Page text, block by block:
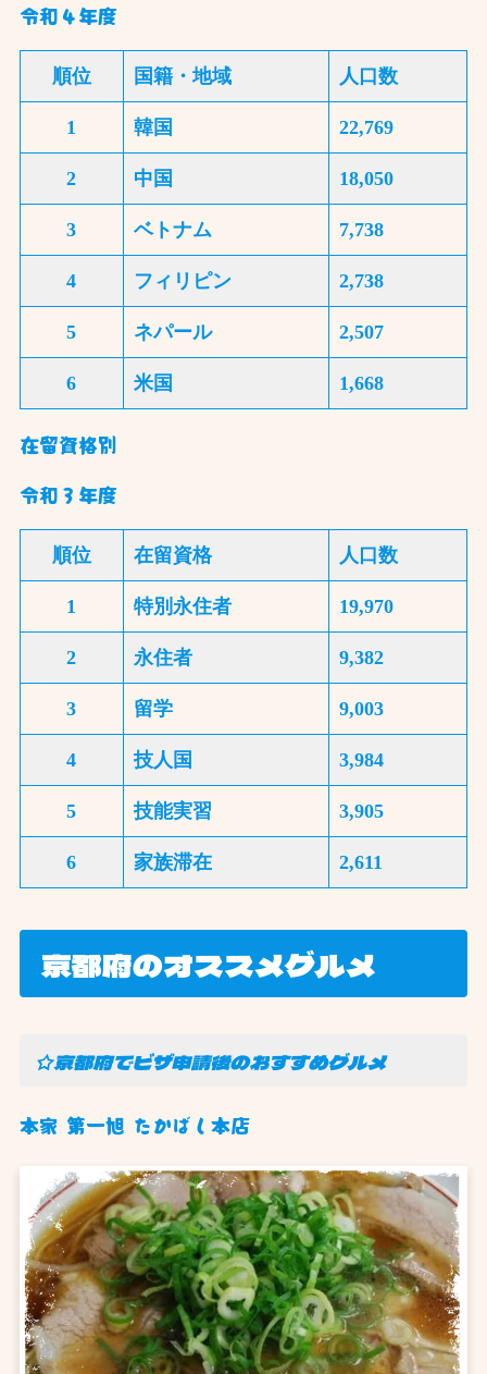
令和４年度
順位 国籍・地域 人口数
1 韓国 22,769
2 中国 18,050
3 ベトナム 7,738
4 フィリピン 2,738
5 ネパール 2,507
6 米国 1,668
在留資格別
令和３年度
順位 在留資格 人口数
1 特別永住者 19,970
2 永住者 9,382
3 留学 9,003
4 技人国 3,984
5 技能実習 3,905
6 家族滞在 2,611
京都府のオススメグルメ
☆京都府でビザ申請後のおすすめグルメ
本家 第一旭 たかばし本店